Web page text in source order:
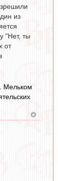
из
"Нет, ты
от
Мельком